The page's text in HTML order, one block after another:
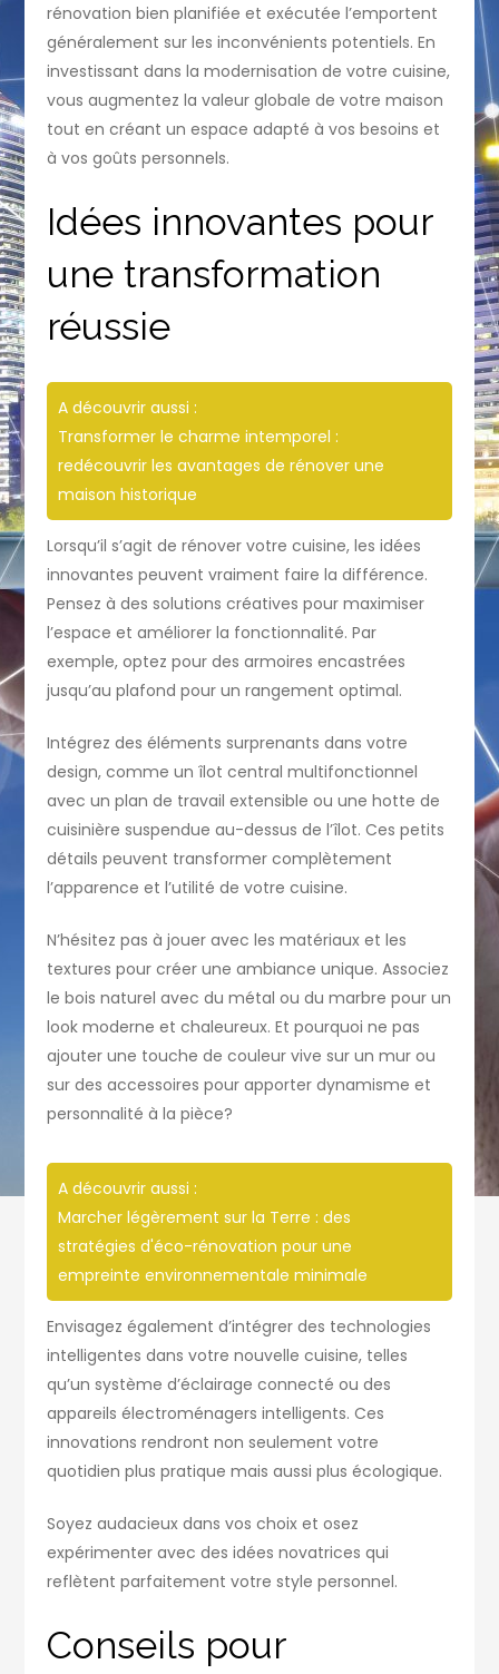
rénovation bien planifiée et exécutée l’emportent
généralement sur les inconvénients potentiels. En
investissant dans la modernisation de votre cuisine,
vous augmentez la valeur globale de votre maison
tout en créant un espace adapté à vos besoins et
à vos goûts personnels.
Idées innovantes pour
une transformation
réussie
A découvrir aussi :
Transformer le charme intemporel :
redécouvrir les avantages de rénover une
maison historique
Lorsqu’il s’agit de rénover votre cuisine, les idées
innovantes peuvent vraiment faire la différence.
Pensez à des solutions créatives pour maximiser
l’espace et améliorer la fonctionnalité. Par
exemple, optez pour des armoires encastrées
jusqu’au plafond pour un rangement optimal.
Intégrez des éléments surprenants dans votre
design, comme un îlot central multifonctionnel
avec un plan de travail extensible ou une hotte de
cuisinière suspendue au-dessus de l’îlot. Ces petits
détails peuvent transformer complètement
l’apparence et l’utilité de votre cuisine.
N’hésitez pas à jouer avec les matériaux et les
textures pour créer une ambiance unique. Associez
le bois naturel avec du métal ou du marbre pour un
look moderne et chaleureux. Et pourquoi ne pas
ajouter une touche de couleur vive sur un mur ou
sur des accessoires pour apporter dynamisme et
personnalité à la pièce?
A découvrir aussi :
Marcher légèrement sur la Terre : des
stratégies d'éco-rénovation pour une
empreinte environnementale minimale
Envisagez également d’intégrer des technologies
intelligentes dans votre nouvelle cuisine, telles
qu’un système d’éclairage connecté ou des
appareils électroménagers intelligents. Ces
innovations rendront non seulement votre
quotidien plus pratique mais aussi plus écologique.
Soyez audacieux dans vos choix et osez
expérimenter avec des idées novatrices qui
reflètent parfaitement votre style personnel.
Conseils pour